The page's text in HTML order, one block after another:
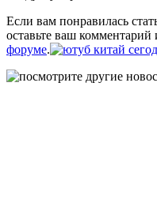
Если вам понравилась
оставьте ваш комментарий
форуме.